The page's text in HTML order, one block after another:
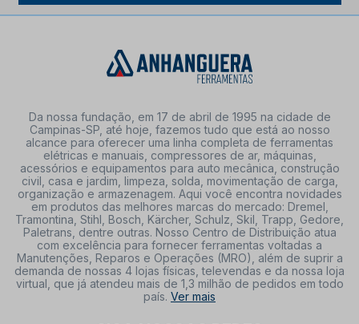
Da nossa fundação, em 17 de abril de 1995 na cidade de
Campinas-SP, até hoje, fazemos tudo que está ao nosso
alcance para oferecer uma linha completa de ferramentas
elétricas e manuais, compressores de ar, máquinas,
acessórios e equipamentos para auto mecânica, construção
civil, casa e jardim, limpeza, solda, movimentação de carga,
organização e armazenagem. Aqui você encontra novidades
em produtos das melhores marcas do mercado: Dremel,
Tramontina, Stihl, Bosch, Kärcher, Schulz, Skil, Trapp, Gedore,
Paletrans, dentre outras. Nosso Centro de Distribuição atua
com excelência para fornecer ferramentas voltadas a
Manutenções, Reparos e Operações (MRO), além de suprir a
demanda de nossas 4 lojas físicas, televendas e da nossa loja
virtual, que já atendeu mais de 1,3 milhão de pedidos em todo
país. Ver mais